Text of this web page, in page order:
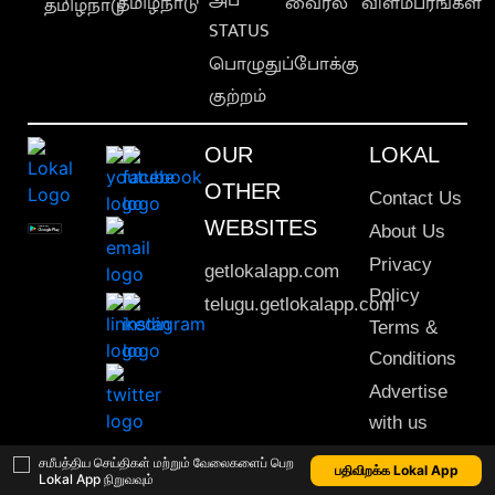
சமீபத்திய செய்திகள் மற்றும் வேலைகளைப் பெற
Lokal App நிறுவவும்
பதிவிறக்க Lokal App
STATUS
பொழுதுப்போக்கு
குற்றம்
OUR
OTHER
WEBSITES
getlokalapp.com
telugu.getlokalapp.com
LOKAL
Contact Us
About Us
Privacy
Policy
Terms &
Conditions
Advertise
with us
Sitemap
This material may not be published, transmitted, rewritten or redistributed. © 2020 Lokal App. All rights reserved.